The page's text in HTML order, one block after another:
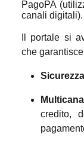
PagoPA
canali digitali).
Il portale si
che
credito,